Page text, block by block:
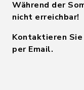
Während der
nicht erreichbar!
Kontaktieren
per Email.